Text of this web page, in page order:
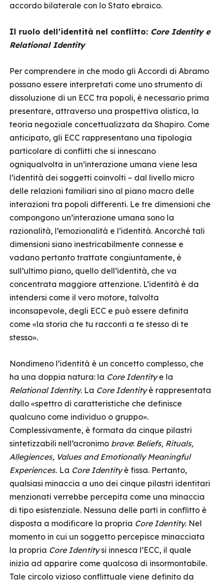
accordo bilaterale con lo Stato ebraico.
Il ruolo dell’identità nel conflitto: Core Identity e
Relational Identity
Per comprendere in che modo gli Accordi di Abramo
possano essere interpretati come uno strumento di
dissoluzione di un ECC tra popoli, è necessario prima
presentare, attraverso una prospettiva olistica, la
teoria negoziale concettualizzata da Shapiro. Come
anticipato, gli ECC rappresentano una tipologia
particolare di conflitti che si innescano
ogniqualvolta in un’interazione umana viene lesa
l’identità dei soggetti coinvolti – dal livello micro
delle relazioni familiari sino al piano macro delle
interazioni tra popoli differenti. Le tre dimensioni che
compongono un’interazione umana sono la
razionalità, l’emozionalità e l’identità. Ancorché tali
dimensioni siano inestricabilmente connesse e
vadano pertanto trattate congiuntamente, è
sull’ultimo piano, quello dell’identità, che va
concentrata maggiore attenzione. L’identità è da
intendersi come il vero motore, talvolta
inconsapevole, degli ECC e può essere definita
come «la storia che tu racconti a te stesso di te
stesso».
Nondimeno l’identità è un concetto complesso, che
ha una doppia natura: la Core Identitye la
Relational Identity. La Core Identityè rappresentata
dallo «spettro di caratteristiche che definisce
qualcuno come individuo o gruppo».
Complessivamente, è formata da cinque pilastri
sintetizzabili nell’acronimo brave: Beliefs, Rituals,
Allegiences, Values and Emotionally Meaningful
Experiences. La Core Identityè fissa. Pertanto,
qualsiasi minaccia a uno dei cinque pilastri identitari
menzionati verrebbe percepita come una minaccia
di tipo esistenziale. Nessuna delle parti in conflitto è
disposta a modificare la propria Core Identity. Nel
momento in cui un soggetto percepisce minacciata
la propria Core Identitysi innesca l’ECC, il quale
inizia ad apparire come qualcosa di insormontabile.
Tale circolo vizioso conflittuale viene definito da